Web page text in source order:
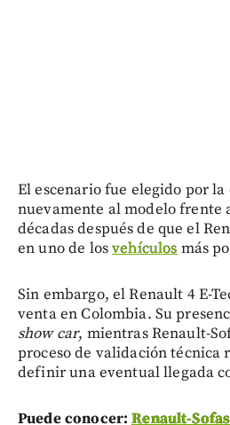
El escenario fue elegido por
nuevamente al modelo frente
décadas después de que el
en uno de losvehículos más
Sin embargo, el Renault 4 E-
venta en Colombia. Su
show car, mientras Renault-
proceso de validación técnica
definir una eventual llegada
Puede conocer:Renault-